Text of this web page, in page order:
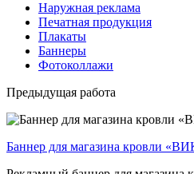
Наружная реклама
Печатная продукция
Плакаты
Баннеры
Фотоколлажи
Предыдущая работа
Баннер для магазина кровли